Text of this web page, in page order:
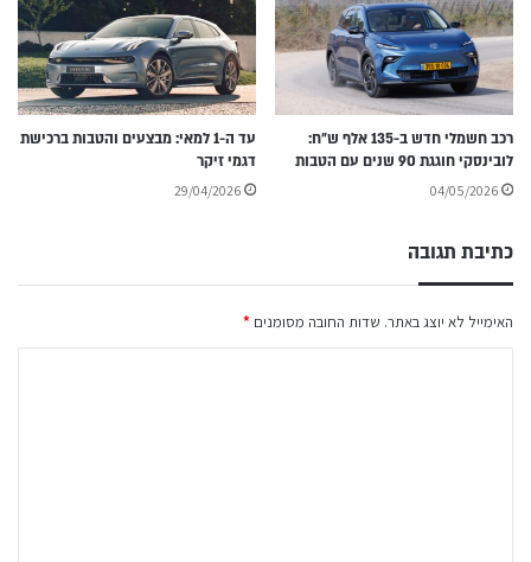
רכב חשמלי חדש ב-135 אלף ש״ח:
לובינסקי חוגגת 90 שנים עם הטבות
04/05/2026
עד ה-1 למאי: מבצעים והטבות ברכישת
דגמי זיקר
29/04/2026
כתיבת תגובה
האימייל לא יוצג באתר. שדות החובה מסומנים *